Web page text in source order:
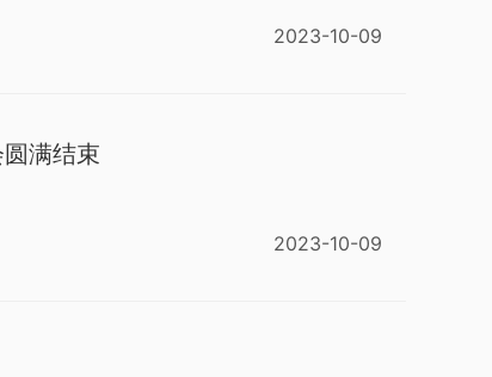
2023-10-09
满结束
2023-10-09